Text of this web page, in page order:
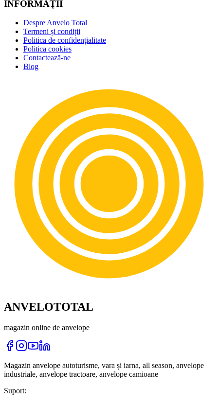
INFORMAȚII
Despre Anvelo Total
Termeni și condiții
Politica de confidențialitate
Politica cookies
Contactează-ne
Blog
ANVELOTOTAL
magazin online de anvelope
Magazin anvelope autoturisme, vara și iarna, all season, anvelope
industriale, anvelope tractoare, anvelope camioane
Suport: